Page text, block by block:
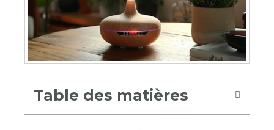
Table des matières